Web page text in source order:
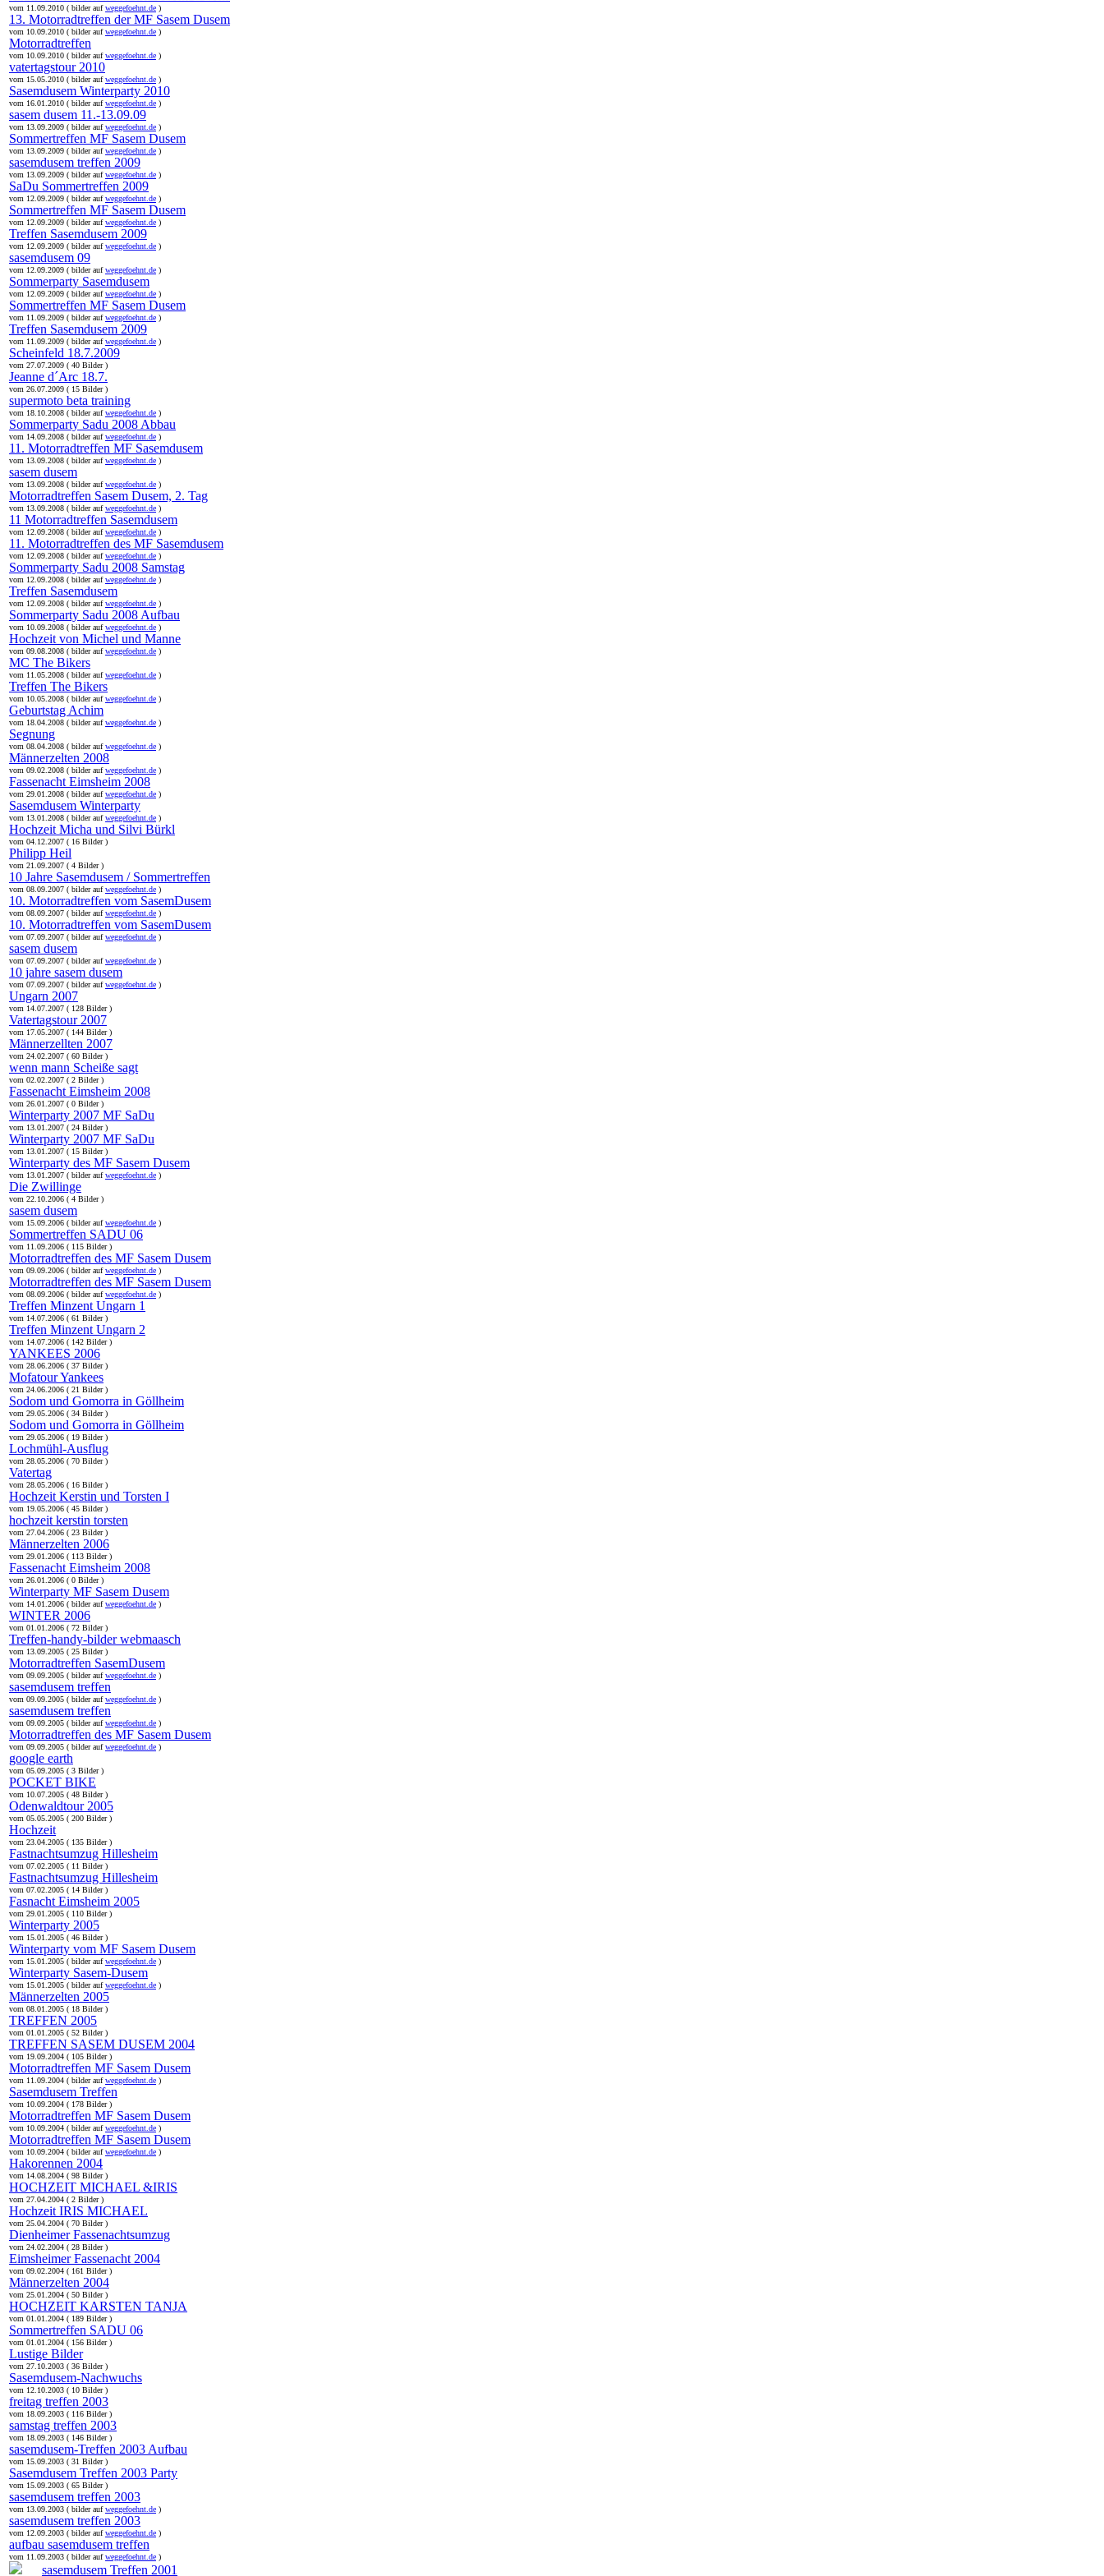
vom 11.09.2010 ( bilder aufweggefoehnt.de )
13. Motorradtreffen der MF Sasem Dusem
vom 10.09.2010 ( bilder aufweggefoehnt.de )
Motorradtreffen
vom 10.09.2010 ( bilder aufweggefoehnt.de )
vatertagstour 2010
vom 15.05.2010 ( bilder aufweggefoehnt.de )
Sasemdusem Winterparty 2010
vom 16.01.2010 ( bilder aufweggefoehnt.de )
sasem dusem 11.-13.09.09
vom 13.09.2009 ( bilder aufweggefoehnt.de )
Sommertreffen MF Sasem Dusem
vom 13.09.2009 ( bilder aufweggefoehnt.de )
sasemdusem treffen 2009
vom 13.09.2009 ( bilder aufweggefoehnt.de )
SaDu Sommertreffen 2009
vom 12.09.2009 ( bilder aufweggefoehnt.de )
Sommertreffen MF Sasem Dusem
vom 12.09.2009 ( bilder aufweggefoehnt.de )
Treffen Sasemdusem 2009
vom 12.09.2009 ( bilder aufweggefoehnt.de )
sasemdusem 09
vom 12.09.2009 ( bilder aufweggefoehnt.de )
Sommerparty Sasemdusem
vom 12.09.2009 ( bilder aufweggefoehnt.de )
Sommertreffen MF Sasem Dusem
vom 11.09.2009 ( bilder aufweggefoehnt.de )
Treffen Sasemdusem 2009
vom 11.09.2009 ( bilder aufweggefoehnt.de )
Scheinfeld 18.7.2009
vom 27.07.2009 ( 40 Bilder )
Jeanne d´Arc 18.7.
vom 26.07.2009 ( 15 Bilder )
supermoto beta training
vom 18.10.2008 ( bilder aufweggefoehnt.de )
Sommerparty Sadu 2008 Abbau
vom 14.09.2008 ( bilder aufweggefoehnt.de )
11. Motorradtreffen MF Sasemdusem
vom 13.09.2008 ( bilder aufweggefoehnt.de )
sasem dusem
vom 13.09.2008 ( bilder aufweggefoehnt.de )
Motorradtreffen Sasem Dusem, 2. Tag
vom 13.09.2008 ( bilder aufweggefoehnt.de )
11 Motorradtreffen Sasemdusem
vom 12.09.2008 ( bilder aufweggefoehnt.de )
11. Motorradtreffen des MF Sasemdusem
vom 12.09.2008 ( bilder aufweggefoehnt.de )
Sommerparty Sadu 2008 Samstag
vom 12.09.2008 ( bilder aufweggefoehnt.de )
Treffen Sasemdusem
vom 12.09.2008 ( bilder aufweggefoehnt.de )
Sommerparty Sadu 2008 Aufbau
vom 10.09.2008 ( bilder aufweggefoehnt.de )
Hochzeit von Michel und Manne
vom 09.08.2008 ( bilder aufweggefoehnt.de )
MC The Bikers
vom 11.05.2008 ( bilder aufweggefoehnt.de )
Treffen The Bikers
vom 10.05.2008 ( bilder aufweggefoehnt.de )
Geburtstag Achim
vom 18.04.2008 ( bilder aufweggefoehnt.de )
Segnung
vom 08.04.2008 ( bilder aufweggefoehnt.de )
Männerzelten 2008
vom 09.02.2008 ( bilder aufweggefoehnt.de )
Fassenacht Eimsheim 2008
vom 29.01.2008 ( bilder aufweggefoehnt.de )
Sasemdusem Winterparty
vom 13.01.2008 ( bilder aufweggefoehnt.de )
Hochzeit Micha und Silvi Bürkl
vom 04.12.2007 ( 16 Bilder )
Philipp Heil
vom 21.09.2007 ( 4 Bilder )
10 Jahre Sasemdusem / Sommertreffen
vom 08.09.2007 ( bilder aufweggefoehnt.de )
10. Motorradtreffen vom SasemDusem
vom 08.09.2007 ( bilder aufweggefoehnt.de )
10. Motorradtreffen vom SasemDusem
vom 07.09.2007 ( bilder aufweggefoehnt.de )
sasem dusem
vom 07.09.2007 ( bilder aufweggefoehnt.de )
10 jahre sasem dusem
vom 07.09.2007 ( bilder aufweggefoehnt.de )
Ungarn 2007
vom 14.07.2007 ( 128 Bilder )
Vatertagstour 2007
vom 17.05.2007 ( 144 Bilder )
Männerzellten 2007
vom 24.02.2007 ( 60 Bilder )
wenn mann Scheiße sagt
vom 02.02.2007 ( 2 Bilder )
Fassenacht Eimsheim 2008
vom 26.01.2007 ( 0 Bilder )
Winterparty 2007 MF SaDu
vom 13.01.2007 ( 24 Bilder )
Winterparty 2007 MF SaDu
vom 13.01.2007 ( 15 Bilder )
Winterparty des MF Sasem Dusem
vom 13.01.2007 ( bilder aufweggefoehnt.de )
Die Zwillinge
vom 22.10.2006 ( 4 Bilder )
sasem dusem
vom 15.09.2006 ( bilder aufweggefoehnt.de )
Sommertreffen SADU 06
vom 11.09.2006 ( 115 Bilder )
Motorradtreffen des MF Sasem Dusem
vom 09.09.2006 ( bilder aufweggefoehnt.de )
Motorradtreffen des MF Sasem Dusem
vom 08.09.2006 ( bilder aufweggefoehnt.de )
Treffen Minzent Ungarn 1
vom 14.07.2006 ( 61 Bilder )
Treffen Minzent Ungarn 2
vom 14.07.2006 ( 142 Bilder )
YANKEES 2006
vom 28.06.2006 ( 37 Bilder )
Mofatour Yankees
vom 24.06.2006 ( 21 Bilder )
Sodom und Gomorra in Göllheim
vom 29.05.2006 ( 34 Bilder )
Sodom und Gomorra in Göllheim
vom 29.05.2006 ( 19 Bilder )
Lochmühl-Ausflug
vom 28.05.2006 ( 70 Bilder )
Vatertag
vom 28.05.2006 ( 16 Bilder )
Hochzeit Kerstin und Torsten I
vom 19.05.2006 ( 45 Bilder )
hochzeit kerstin torsten
vom 27.04.2006 ( 23 Bilder )
Männerzelten 2006
vom 29.01.2006 ( 113 Bilder )
Fassenacht Eimsheim 2008
vom 26.01.2006 ( 0 Bilder )
Winterparty MF Sasem Dusem
vom 14.01.2006 ( bilder aufweggefoehnt.de )
WINTER 2006
vom 01.01.2006 ( 72 Bilder )
Treffen-handy-bilder webmaasch
vom 13.09.2005 ( 25 Bilder )
Motorradtreffen SasemDusem
vom 09.09.2005 ( bilder aufweggefoehnt.de )
sasemdusem treffen
vom 09.09.2005 ( bilder aufweggefoehnt.de )
sasemdusem treffen
vom 09.09.2005 ( bilder aufweggefoehnt.de )
Motorradtreffen des MF Sasem Dusem
vom 09.09.2005 ( bilder aufweggefoehnt.de )
google earth
vom 05.09.2005 ( 3 Bilder )
POCKET BIKE
vom 10.07.2005 ( 48 Bilder )
Odenwaldtour 2005
vom 05.05.2005 ( 200 Bilder )
Hochzeit
vom 23.04.2005 ( 135 Bilder )
Fastnachtsumzug Hillesheim
vom 07.02.2005 ( 11 Bilder )
Fastnachtsumzug Hillesheim
vom 07.02.2005 ( 14 Bilder )
Fasnacht Eimsheim 2005
vom 29.01.2005 ( 110 Bilder )
Winterparty 2005
vom 15.01.2005 ( 46 Bilder )
Winterparty vom MF Sasem Dusem
vom 15.01.2005 ( bilder aufweggefoehnt.de )
Winterparty Sasem-Dusem
vom 15.01.2005 ( bilder aufweggefoehnt.de )
Männerzelten 2005
vom 08.01.2005 ( 18 Bilder )
TREFFEN 2005
vom 01.01.2005 ( 52 Bilder )
TREFFEN SASEM DUSEM 2004
vom 19.09.2004 ( 105 Bilder )
Motorradtreffen MF Sasem Dusem
vom 11.09.2004 ( bilder aufweggefoehnt.de )
Sasemdusem Treffen
vom 10.09.2004 ( 178 Bilder )
Motorradtreffen MF Sasem Dusem
vom 10.09.2004 ( bilder aufweggefoehnt.de )
Motorradtreffen MF Sasem Dusem
vom 10.09.2004 ( bilder aufweggefoehnt.de )
Hakorennen 2004
vom 14.08.2004 ( 98 Bilder )
HOCHZEIT MICHAEL &IRIS
vom 27.04.2004 ( 2 Bilder )
Hochzeit IRIS MICHAEL
vom 25.04.2004 ( 70 Bilder )
Dienheimer Fassenachtsumzug
vom 24.02.2004 ( 28 Bilder )
Eimsheimer Fassenacht 2004
vom 09.02.2004 ( 161 Bilder )
Männerzelten 2004
vom 25.01.2004 ( 50 Bilder )
HOCHZEIT KARSTEN TANJA
vom 01.01.2004 ( 189 Bilder )
Sommertreffen SADU 06
vom 01.01.2004 ( 156 Bilder )
Lustige Bilder
vom 27.10.2003 ( 36 Bilder )
Sasemdusem-Nachwuchs
vom 12.10.2003 ( 10 Bilder )
freitag treffen 2003
vom 18.09.2003 ( 116 Bilder )
samstag treffen 2003
vom 18.09.2003 ( 146 Bilder )
sasemdusem-Treffen 2003 Aufbau
vom 15.09.2003 ( 31 Bilder )
Sasemdusem Treffen 2003 Party
vom 15.09.2003 ( 65 Bilder )
sasemdusem treffen 2003
vom 13.09.2003 ( bilder aufweggefoehnt.de )
sasemdusem treffen 2003
vom 12.09.2003 ( bilder aufweggefoehnt.de )
aufbau sasemdusem treffen
vom 11.09.2003 ( bilder aufweggefoehnt.de )
sasemdusem Treffen 2001